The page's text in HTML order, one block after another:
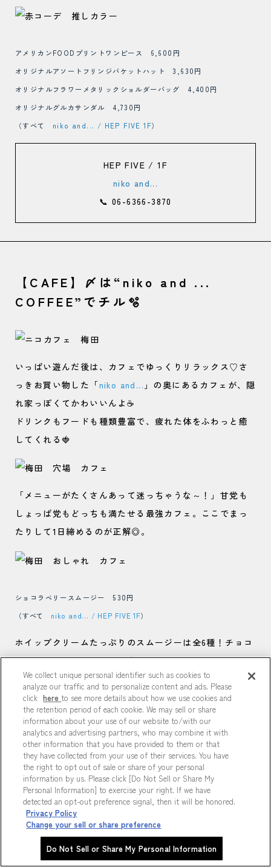
アメリカンFOODプリントワンピース 6,600円
オリジナルアソートフリンジバケットハット 3,630円
オリジナルフラワーメタリックショルダーバッグ 4,400円
オリジナルグルカサンダル 4,730円
（すべて
niko and... / HEP FIVE 1F）
HEP FIVE / 1F
niko and...
📞 06-6366-3870
【CAFE】〆は“niko and ...
COFFEE”でチル🫧
いっぱい遊んだ後は、カフェでゆっくりリラックス♡さ
っきお買い物した「niko and... 」の奥にあるカフェが、隠
れ家っぽくてかわいいんよ☕
ドリンクもフードも種類豊富で、疲れた体をふわっと癒
してくれる🍓
「メニューがたくさんあって迷っちゃうな～！」甘党も
しょっぱ党もどっちも満たせる最強カフェ。ここでまっ
たりして1日締めるのが正解◎。
ショコラベリースムージー 530円
（すべて niko and... / HEP FIVE 1F）
ホイップクリームたっぷりのスムージーは全6種！チョコ
系やフルーツ系といった豊富なラインナップのなかで、
一番人気はショコラベリースムージー！ベリーとチョコ
の甘酸っぱい組み合わせに、トリコになる人が続出中…♡
🍹
※商品は画像の左から
ショコラベリースムージー 530円
ひれかつタルタル 440円
（すべてniko and... / HEP FIVE 1F）
お腹が空いたときは、ふわふわなコッペパンにスイーツ
We collect unique personal identifier such as cookies to
analyze our traffic and to personalize content and ads. Please
click hereto see more details about how we use cookies and
the retention period of each cookie. We may sell or share
information about your use of our website to/with our
analytics and advertising partners, who may combine it with
other information that you have provided to them or that
they have collected from your use of their services. You have
the right to opt out of sale or share of your personal
information by us. Please click [Do Not Sell or Share My
Personal Information] to exercise your right. If we have
detected an opt-out preference signal, then it will be honored.
Privacy Policy
Change your sell or share preference
Do Not Sell or Share My Personal Information